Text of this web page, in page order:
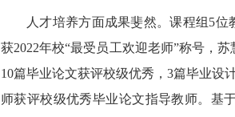
人才培养方面成果斐然。课程组5
获2022年校“最受员工欢迎老师”称号，
10篇毕业论文获评校级优秀，3篇毕业设
师获评校级优秀毕业论文指导教师。基